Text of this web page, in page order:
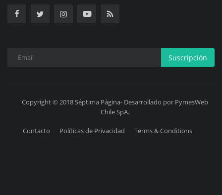
Suscripción
Copyright © 2018 Séptima Página- Desarrollado por PymesWeb
Chile SpA.
Contacto Políticas de Privacidad Terms & Conditions